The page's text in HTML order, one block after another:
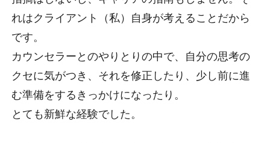
れはクライアント（私）自身が考えることだから
です。
カウンセラーとのやりとりの中で、自分の思考の
クセに気がつき、それを修正したり、少し前に進
む準備をするきっかけになったり。
とても新鮮な経験でした。